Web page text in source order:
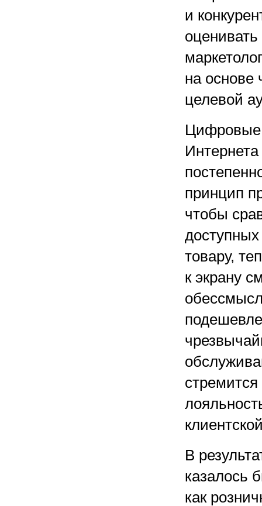
и
на основе
целевой
Цифровые
принцип
чтобы
товару,
к экрану
В
казалось
как